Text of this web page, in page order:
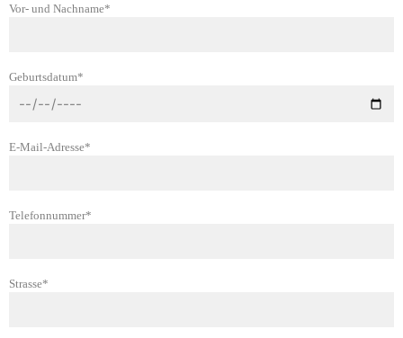
Vor- und Nachname*
Geburtsdatum*
E-Mail-Adresse*
Telefonnummer*
Strasse*